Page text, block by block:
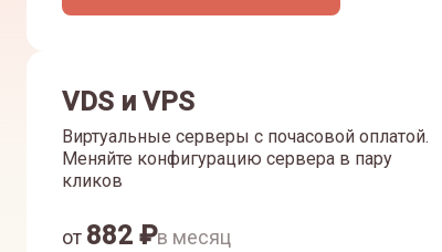
VDS и VPS
Виртуальные серверы с почасовой оплатой.
Меняйте конфигурацию сервера в пару
кликов
от 882 ₽в месяц